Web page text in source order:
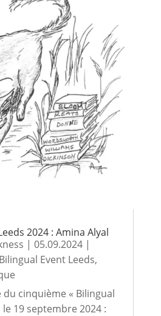
2024 : Amina Alyal
| 05.09.2024|
Event Leeds,
cinquième « Bilingual
le 19 septembre 2024 :